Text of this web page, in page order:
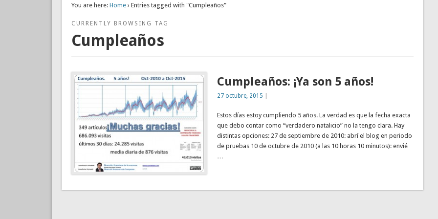
You are here: Home› Entries tagged with "Cumpleaños"
CURRENTLY BROWSING TAG
Cumpleaños
Cumpleaños: ¡Ya son 5 años!
27 octubre, 2015
Estos días estoy cumpliendo 5 años. La verdad es que la fecha exacta
que debo contar como “verdadero natalicio” no la tengo clara. Hay
distintas opciones: 27 de septiembre de 2010: abrí el blog en periodo
de pruebas 10 de octubre de 2010 (a las 10 horas 10 minutos): envié
…